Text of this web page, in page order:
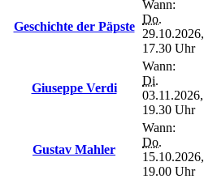
Geschichte der Päpste
Wann:
Do.
29.10.2026,
17.30 Uhr
Giuseppe Verdi
Wann:
Di.
03.11.2026,
19.30 Uhr
Gustav Mahler
Wann:
Do.
15.10.2026,
19.00 Uhr